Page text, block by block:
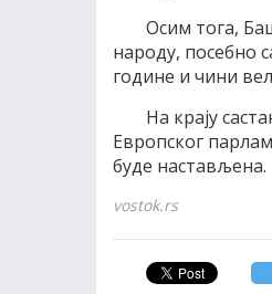
Осим тога,
народу, посебно
године и чини
На крају
Европског
буде настављена.
vostok.rs